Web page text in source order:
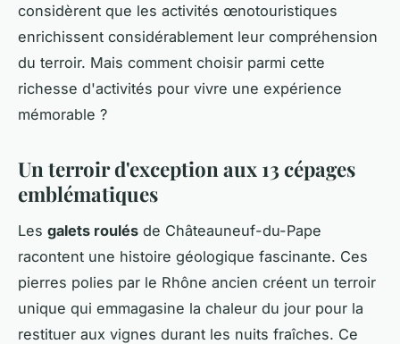
considèrent que les activités œnotouristiques
enrichissent considérablement leur compréhension
du terroir. Mais comment choisir parmi cette
richesse d'activités pour vivre une expérience
mémorable ?
Un terroir d'exception aux 13 cépages
emblématiques
Les galets roulés de Châteauneuf-du-Pape
racontent une histoire géologique fascinante. Ces
pierres polies par le Rhône ancien créent un terroir
unique qui emmagasine la chaleur du jour pour la
restituer aux vignes durant les nuits fraîches. Ce